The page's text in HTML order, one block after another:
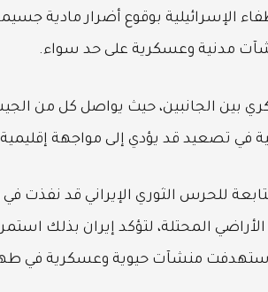
الإسرائيلية بوقوع أضرار مادية
مدنية وعسكرية على حد سواء.
بين الجانبين، حيث يواصل كل من
في تصعيد قد يؤدي إلى مواجهة
المحتلة، لتؤكد إيران بذلك
استهدفت منشآت حيوية وعسكرية في